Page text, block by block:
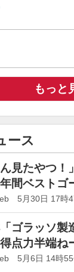
もっと
ース
ん見たやつ
間ベストゴ
5月30日 17時
ゴラッソ製
得点力半端
5月6日 14時55